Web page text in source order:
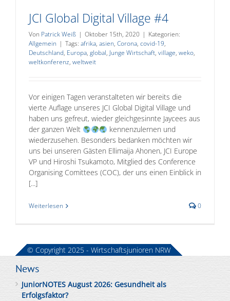
JCI Global Digital Village #4
Von Patrick Weiß | Oktober 15th, 2020 | Kategorien:
Allgemein | Tags: afrika, asien, Corona, covid-19,
Deutschland, Europa, global, Junge Wirtschaft, village, weko,
weltkonferenz, weltweit
Vor einigen Tagen veranstalteten wir bereits die
vierte Auflage unseres JCI Global Digital Village und
haben uns gefreut, wieder gleichgesinnte Jaycees aus
der ganzen Welt
kennenzulernen und
wiederzusehen. Besonders bedanken möchten wir
uns bei unseren Gästen Ellimaija Ahonen, JCI Europe
VP und Hiroshi Tsukamoto, Mitglied des Conference
Organising Comittees (COC), der uns einen Einblick in
[...]
Weiterlesen 0
News
JuniorNOTES August 2026: Gesundheit als
Erfolgsfaktor?
© Copyright 2025 - Wirtschaftsjunioren NRW